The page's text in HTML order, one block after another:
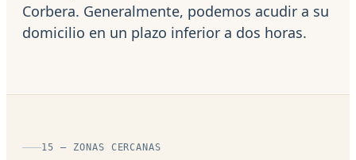
Corbera. Generalmente, podemos acudir a su
domicilio en un plazo inferior a dos horas.
15 — ZONAS CERCANAS